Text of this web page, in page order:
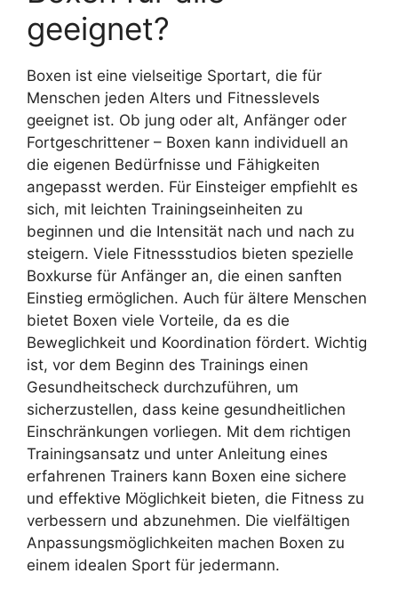
geeignet?
Boxen ist eine vielseitige Sportart, die für
Menschen jeden Alters und Fitnesslevels
geeignet ist. Ob jung oder alt, Anfänger oder
Fortgeschrittener – Boxen kann individuell an
die eigenen Bedürfnisse und Fähigkeiten
angepasst werden. Für Einsteiger empfiehlt es
sich, mit leichten Trainingseinheiten zu
beginnen und die Intensität nach und nach zu
steigern. Viele Fitnessstudios bieten spezielle
Boxkurse für Anfänger an, die einen sanften
Einstieg ermöglichen. Auch für ältere Menschen
bietet Boxen viele Vorteile, da es die
Beweglichkeit und Koordination fördert. Wichtig
ist, vor dem Beginn des Trainings einen
Gesundheitscheck durchzuführen, um
sicherzustellen, dass keine gesundheitlichen
Einschränkungen vorliegen. Mit dem richtigen
Trainingsansatz und unter Anleitung eines
erfahrenen Trainers kann Boxen eine sichere
und effektive Möglichkeit bieten, die Fitness zu
verbessern und abzunehmen. Die vielfältigen
Anpassungsmöglichkeiten machen Boxen zu
einem idealen Sport für jedermann.